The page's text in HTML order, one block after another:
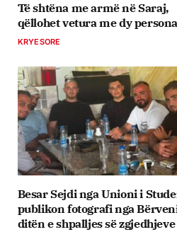
Të shtëna me armë në Saraj,
qëllohet vetura me dy persona
KRYESORE
Besar Sejdi nga Unioni i
publikon fotografi nga
ditën e shpalljes së